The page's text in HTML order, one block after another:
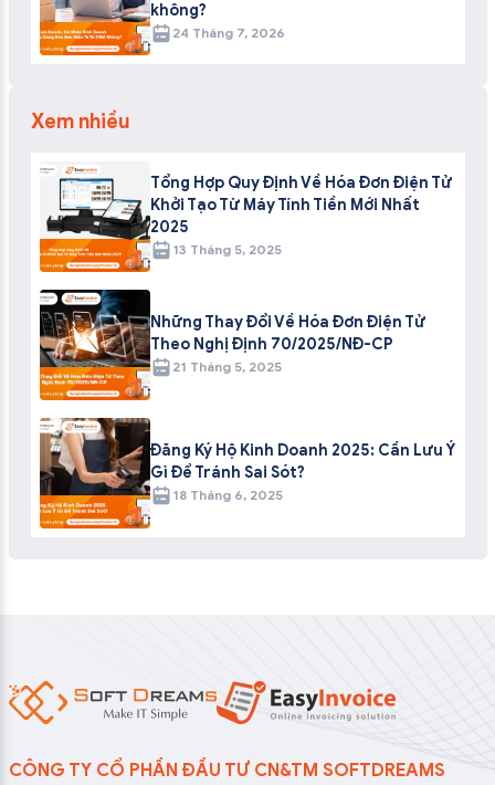
không?
24 Tháng 7, 2026
Xem nhiều
Tổng Hợp Quy Định Về Hóa Đơn Điện Tử
Khởi Tạo Từ Máy Tính Tiền Mới Nhất
2025
13 Tháng 5, 2025
Những Thay Đổi Về Hóa Đơn Điện Tử
Theo Nghị Định 70/2025/NĐ-CP
21 Tháng 5, 2025
Đăng Ký Hộ Kinh Doanh 2025: Cần Lưu Ý
Gì Để Tránh Sai Sót?
18 Tháng 6, 2025
CÔNG TY CỔ PHẦN ĐẦU TƯ CN&TM SOFTDREAMS